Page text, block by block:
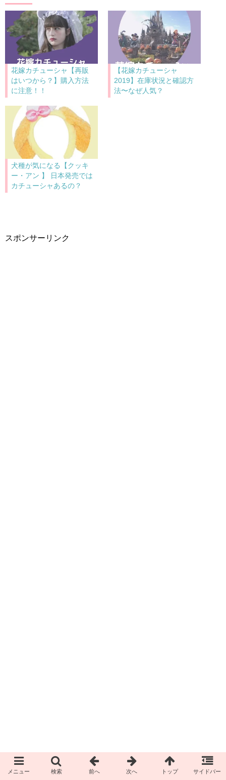
花嫁カチューシャ【再販
はいつから？】購入方法
に注意！！
【花嫁カチューシャ
2019】在庫状況と確認方
法〜なぜ人気？
犬種が気になる【クッキ
ー・アン 】 日本発売では
カチューシャあるの？
スポンサーリンク